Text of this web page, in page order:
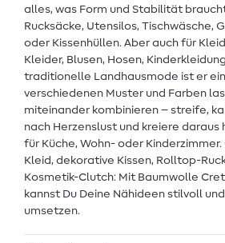
alles, was Form und Stabilität
Rucksäcke, Utensilos, Tischwäsche,
oder Kissenhüllen. Aber auch für
Kleider, Blusen, Hosen,
traditionelle Landhausmode ist er
verschiedenen Muster und Farben
miteinander kombinieren – streife,
nach Herzenslust und kreiere daraus
für Küche, Wohn- oder
Kleid, dekorative Kissen, Rolltop-
Kosmetik-Clutch: Mit Baumwolle
kannst Du Deine Nähideen stilvoll
umsetzen.